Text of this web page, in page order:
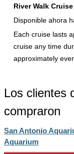
River Walk Cruise
Disponible ahora
Each cruise lasts
cruise any time
approximately
Los clientes
compraron
San Antonio
Aquarium